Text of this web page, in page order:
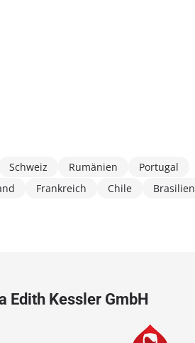
Schweiz Rumänien
Portugal
Frankreich Chile Brasilien
Edith Kessler GmbH